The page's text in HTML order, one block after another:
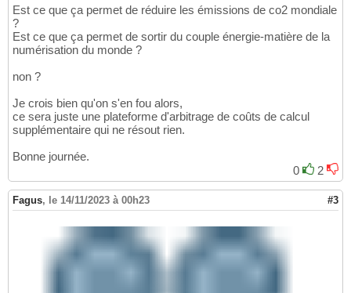
Est ce que ça permet de réduire les émissions de co2 mondiale
?
Est ce que ça permet de sortir du couple énergie-matière de la
numérisation du monde ?
non ?
Je crois bien qu'on s'en fou alors,
ce sera juste une plateforme d'arbitrage de coûts de calcul
supplémentaire qui ne résout rien.
Bonne journée.
0
2
Fagus, le 14/11/2023 à 00h23 #3